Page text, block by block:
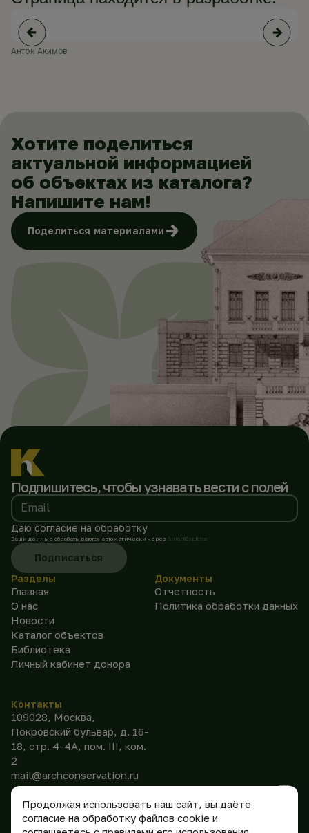
Антон Акимов
Хотите поделиться
актуальной информацией
об объектах из каталога?
Напишите нам!
Поделиться материалами
Подпишитесь, чтобы узнавать вести с полей
Email
Даю согласие на обработку
Ваши данные обрабатываются автоматически через SmartCaptcha
Подписаться
Разделы
Главная
О нас
Новости
Каталог объектов
Библиотека
Личный кабинет донора
Документы
Отчетность
Политика обработки данных
Контакты
109028, Москва,
Покровский бульвар, д. 16-
18, стр. 4-4А, пом. III, ком.
2
mail@archconservation.ru
Продолжая использовать наш сайт, вы даёте
согласие на обработку файлов cookie и